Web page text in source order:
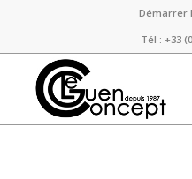
Démarrer
Tél : +33